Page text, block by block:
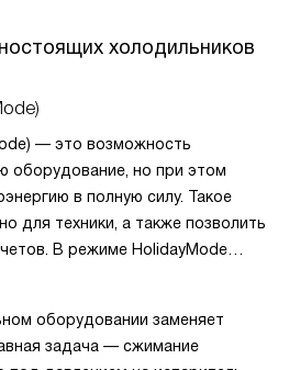
холодильников
— это возможность
оборудование, но при этом
в полную силу. Такое
для техники, а также позволить
В режиме HolidayMode
не работают, а в камере
в районе +15 градусов. Это
на определённое время
запахов.
оборудовании заменяет
задача — сжимание